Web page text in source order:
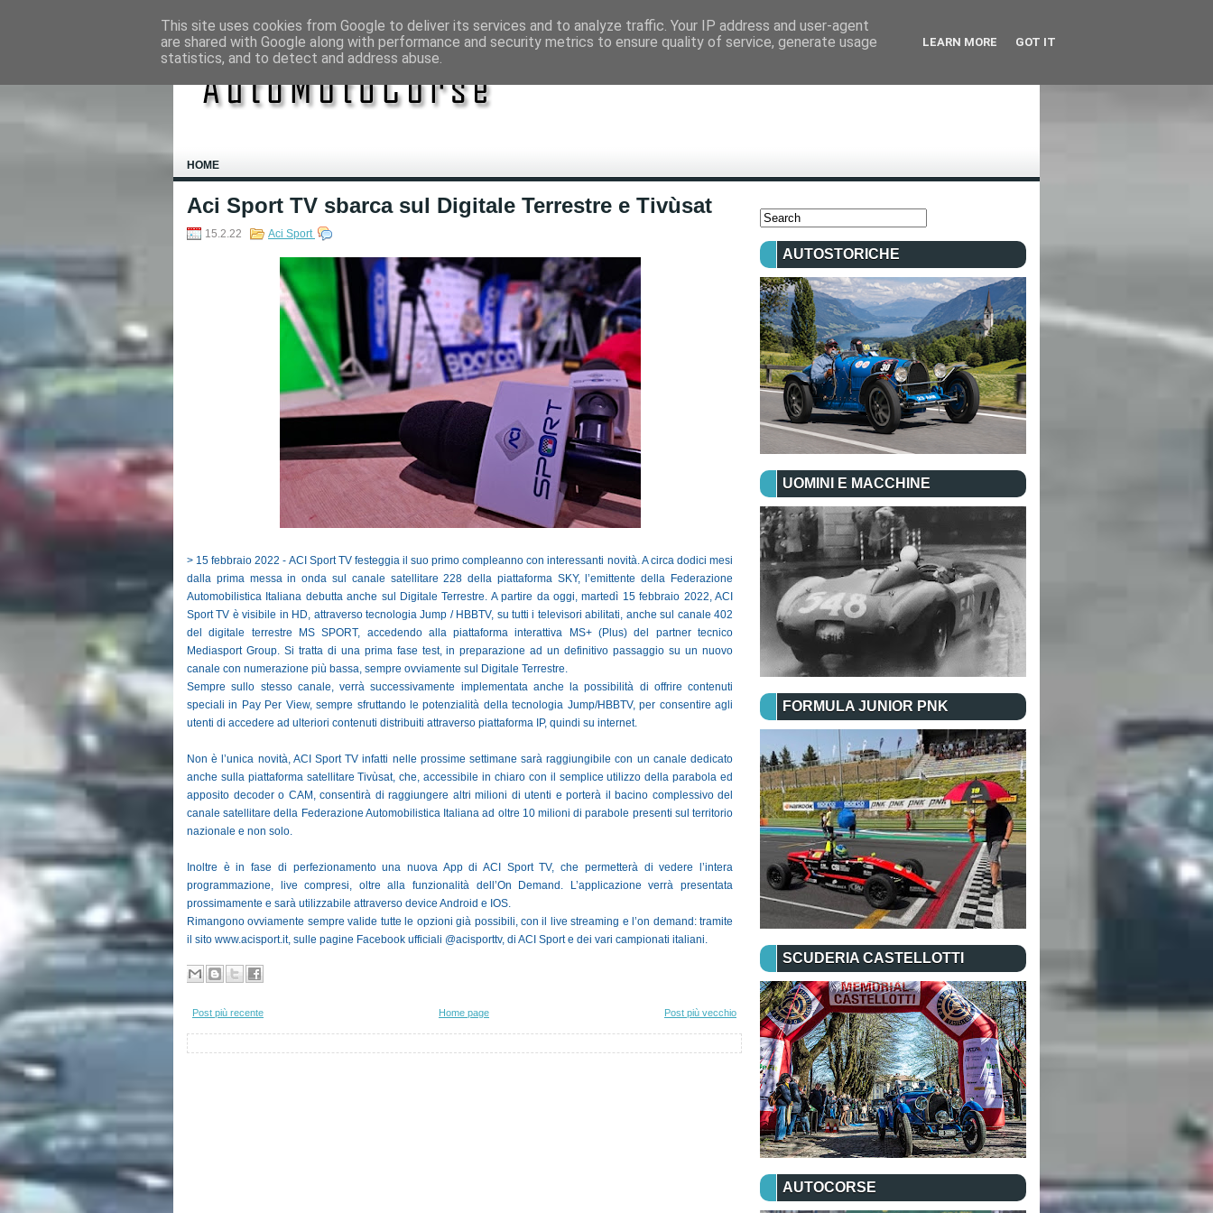
HOME
Aci Sport TV sbarca sul Digitale Terrestre e Tivùsat
15.2.22 Aci Sport
> 15 febbraio 2022 - ACI Sport TV festeggia il suo primo compleanno con interessanti novità. A circa dodici mesi
dalla prima messa in onda sul canale satellitare 228 della piattaforma SKY, l’emittente della Federazione
Automobilistica Italiana debutta anche sul Digitale Terrestre. A partire da oggi, martedì 15 febbraio 2022, ACI
Sport TV è visibile in HD, attraverso tecnologia Jump / HBBTV, su tutti i televisori abilitati, anche sul canale 402
del digitale terrestre MS SPORT, accedendo alla piattaforma interattiva MS+ (Plus) del partner tecnico
Mediasport Group. Si tratta di una prima fase test, in preparazione ad un definitivo passaggio su un nuovo
canale con numerazione più bassa, sempre ovviamente sul Digitale Terrestre.
Sempre sullo stesso canale, verrà successivamente implementata anche la possibilità di offrire contenuti
speciali in Pay Per View, sempre sfruttando le potenzialità della tecnologia Jump/HBBTV, per consentire agli
utenti di accedere ad ulteriori contenuti distribuiti attraverso piattaforma IP, quindi su internet.
Non è l’unica novità, ACI Sport TV infatti nelle prossime settimane sarà raggiungibile con un canale dedicato
anche sulla piattaforma satellitare Tivùsat, che, accessibile in chiaro con il semplice utilizzo della parabola ed
apposito decoder o CAM, consentirà di raggiungere altri milioni di utenti e porterà il bacino complessivo del
canale satellitare della Federazione Automobilistica Italiana ad oltre 10 milioni di parabole presenti sul territorio
nazionale e non solo.
Inoltre è in fase di perfezionamento una nuova App di ACI Sport TV, che permetterà di vedere l’intera
programmazione, live compresi, oltre alla funzionalità dell’On Demand. L’applicazione verrà presentata
prossimamente e sarà utilizzabile attraverso device Android e IOS.
Rimangono ovviamente sempre valide tutte le opzioni già possibili, con il live streaming e l’on demand: tramite
il sito www.acisport.it, sulle pagine Facebook ufficiali @acisporttv, di ACI Sport e dei vari campionati italiani.
Post più recente Post più vecchio
Home page
AUTOSTORICHE
UOMINI E MACCHINE
FORMULA JUNIOR PNK
SCUDERIA CASTELLOTTI
AUTOCORSE
This site uses cookies from Google to deliver its services and to analyze traffic. Your IP address and user-agent
are shared with Google along with performance and security metrics to ensure quality of service, generate usage
statistics, and to detect and address abuse.
LEARN MORE GOT IT